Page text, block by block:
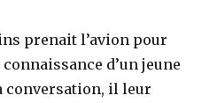
prenait l’avion pour
d’un jeune
conversation, il leur